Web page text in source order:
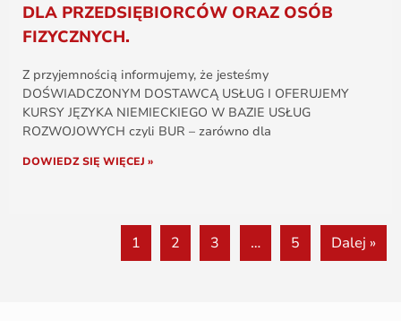
DLA PRZEDSIĘBIORCÓW ORAZ OSÓB
FIZYCZNYCH.
Z przyjemnością informujemy, że jesteśmy
DOŚWIADCZONYM DOSTAWCĄ USŁUG I OFERUJEMY
KURSY JĘZYKA NIEMIECKIEGO W BAZIE USŁUG
ROZWOJOWYCH czyli BUR – zarówno dla
DOWIEDZ SIĘ WIĘCEJ »
1 2 3 … 5 Dalej »